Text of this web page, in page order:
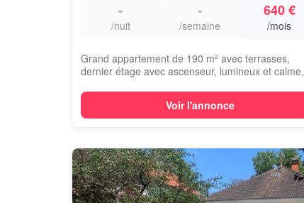
-
/nuit
-
/semaine
640 €
/mois
Grand appartement de 190 m² avec terrasses,
dernier étage avec ascenseur, lumineux et calme,
Voir l'annonce